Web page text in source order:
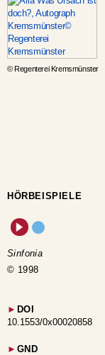
© Regenterei Kremsmünster
HÖRBEISPIELE
Sinfonia
© 1998
► DOI
10.1553/0x00020858
► GND